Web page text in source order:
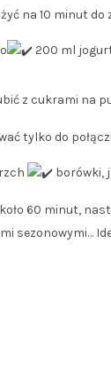
na 10 minut
200 ml
z cukrami na
tylko do
borówki,
60 minut,
sezonowymi…